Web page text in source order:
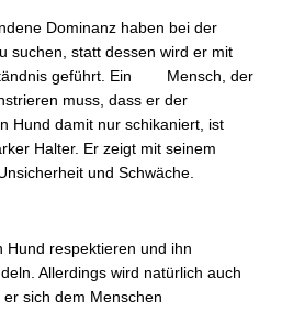
Dominanz haben bei der
suchen, statt dessen wird er mit
geführt. Ein Mensch, der
muss, dass er der
Hund damit nur schikaniert, ist
Halter. Er zeigt mit seinem
und Schwäche.
Hund respektieren und ihn
Allerdings wird natürlich auch
er sich dem Menschen